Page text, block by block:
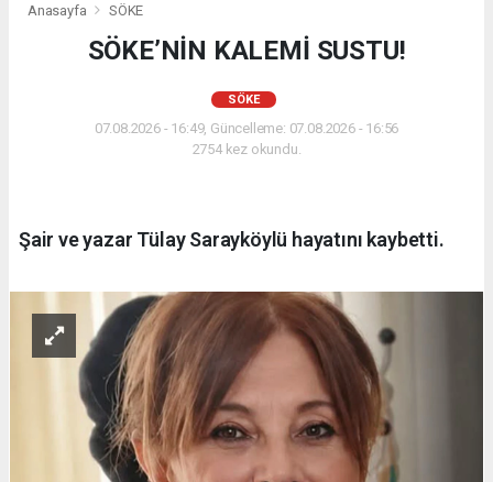
Anasayfa SÖKE
SÖKE’NİN KALEMİ SUSTU!
SÖKE
07.08.2026 - 16:49, Güncelleme: 07.08.2026 - 16:56
2754 kez okundu.
Şair ve yazar Tülay Sarayköylü hayatını kaybetti.